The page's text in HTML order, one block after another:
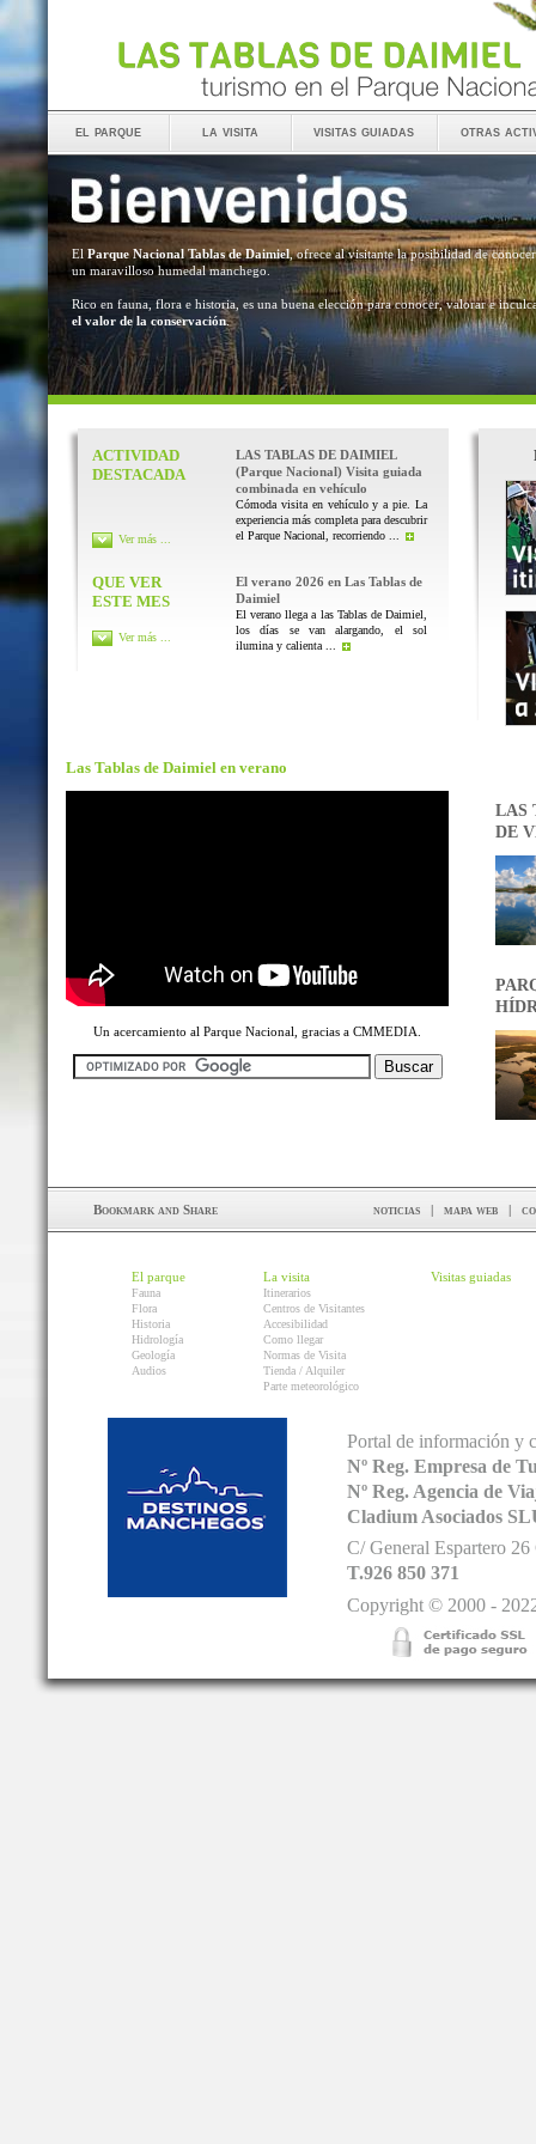
el parque la visita visitas guiadas otras
El Parque Nacional Tablas de Daimiel, ofrece al visitante la posibilidad de conocer
un maravilloso humedal manchego.
Rico en fauna, flora e historia, es una buena elección para conocer, valorar e
el valor de la conservación.
ACTIVIDAD
DESTACADA
LAS TABLAS DE DAIMIEL
(Parque Nacional) Visita guiada
combinada en vehículo
Cómoda visita en vehículo y a pie. La
experiencia más completa para descubrir
el Parque Nacional, recorriendo ...
Ver más ...
QUE VER
ESTE MES
El verano 2026 en Las Tablas de
Daimiel
El verano llega a las Tablas de Daimiel,
los días se van alargando, el sol
ilumina y calienta ...
Ver más ...
Las Tablas de Daimiel en verano
Un acercamiento al Parque Nacional, gracias a CMMEDIA.
LAS
DE
noticias | mapa web |
El parque
Fauna
Flora
Historia
Hidrología
Geología
Audios
La visita
Itinerarios
Centros de Visitantes
Accesibilidad
Como llegar
Normas de Visita
Tienda / Alquiler
Parte meteorológico
Visitas guiadas
Portal de información y
Nº Reg. Empresa de
Nº Reg. Agencia de
Cladium Asociados
C/ General Espartero
T.926 850 371
Copyright © 2000 -